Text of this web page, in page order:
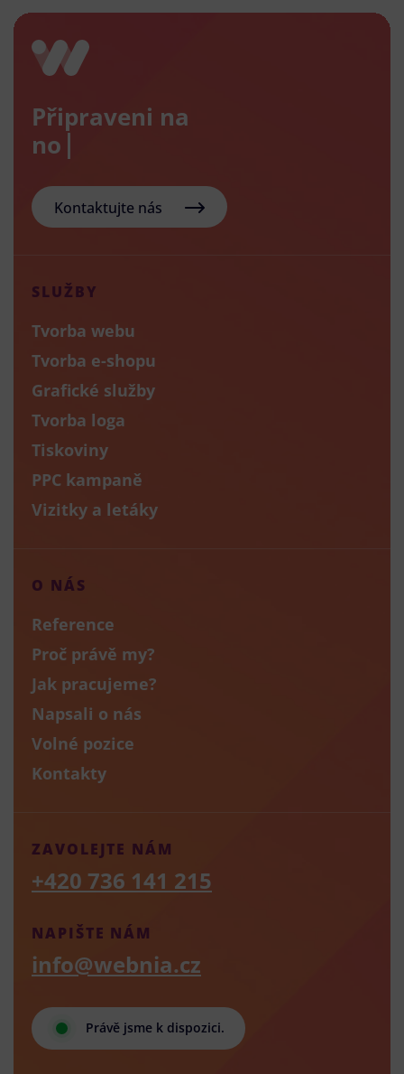
Připraveni na
nový e-s
Kontaktujte nás
SLUŽBY
Tvorba webu
Tvorba e-shopu
Grafické služby
Tvorba loga
Tiskoviny
PPC kampaně
Vizitky a letáky
O NÁS
Reference
Proč právě my?
Jak pracujeme?
Napsali o nás
Volné pozice
Kontakty
Právě jsme k dispozici.
NAPIŠTE NÁM
info@webnia.cz
ZAVOLEJTE NÁM
+420 736 141 215